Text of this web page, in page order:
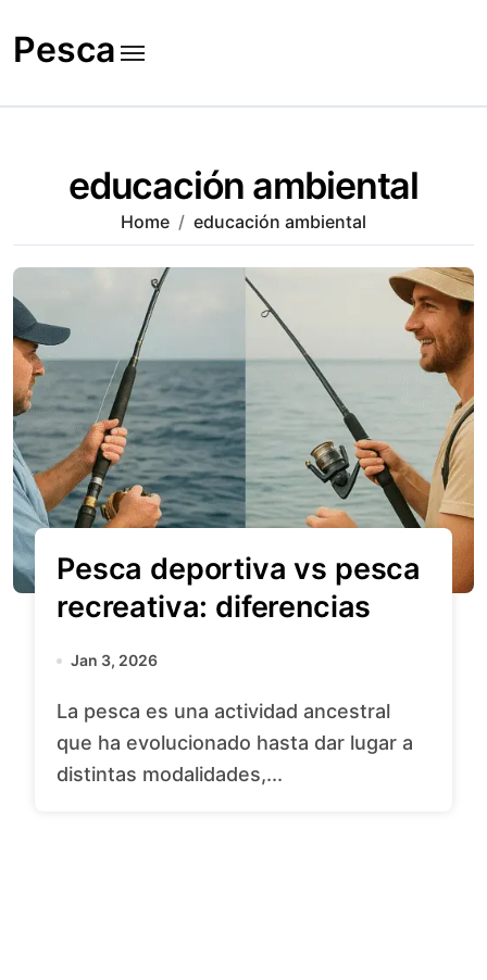
to
content
Pesca
educación ambiental
Home educación ambiental
Pesca deportiva vs pesca
recreativa: diferencias
Jan 3, 2026
La pesca es una actividad ancestral
que ha evolucionado hasta dar lugar a
distintas modalidades,...